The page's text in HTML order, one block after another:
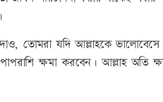
তোমরা যদি আল্লাহকে
ক্ষমা করবেন। আল্লাহ অতি